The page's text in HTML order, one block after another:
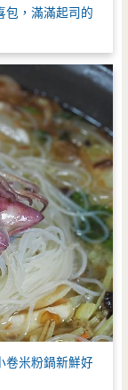
，滿滿起司的
卷米粉鍋新鮮好